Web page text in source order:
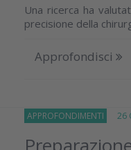
Una ricerca ha
precisione della
Approfondisci
APPROFONDIMENTI 26